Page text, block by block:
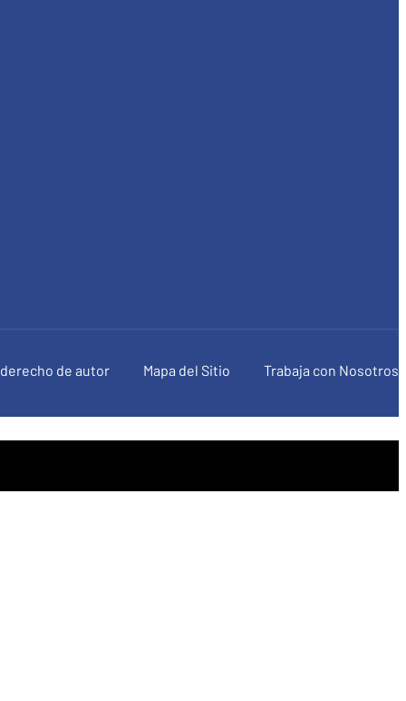
de autor Mapa del Sitio Trabaja con Nosotros